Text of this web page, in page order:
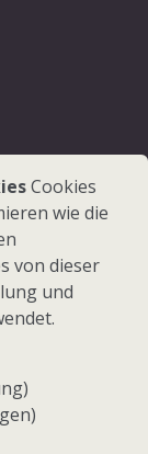
Cookies
wie die
von dieser
und